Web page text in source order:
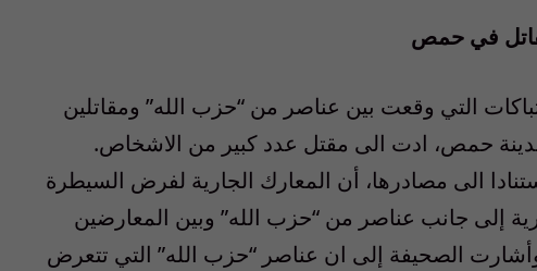
في حمص
التي وقعت بين عناصر من “حزب الله” ومقاتلين
حمص، ادت الى مقتل عدد كبير من الاشخاص.
ابريل/نيسان، استنادا الى مصادرها، أن المعارك الجارية لفرض السيطرة
إلى جانب عناصر من “حزب الله” وبين المعارضين
الصحيفة إلى ان عناصر “حزب الله” التي تتعرض